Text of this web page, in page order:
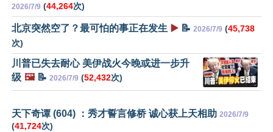
2026/7/9 (44,264次)
北京突然空了？最可怕的事正在发生 ▶️ 📝 2026/7/9 (45,738
次)
川普已失去耐心 美伊战火今晚或进一步升
级 🖼️📝 2026/7/9 (52,432次)
天下奇谭 (604) ：秀才誓言修桥 诚心获上天相助 2026/7/9
(41,724次)